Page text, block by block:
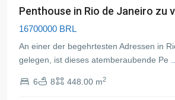
Penthouse in Rio de Janeiro zu
16700000 BRL
An einer der begehrtesten Adressen in
gelegen, ist dieses atemberaubende Pe
6 8 448.00 m2
Copacabana ,